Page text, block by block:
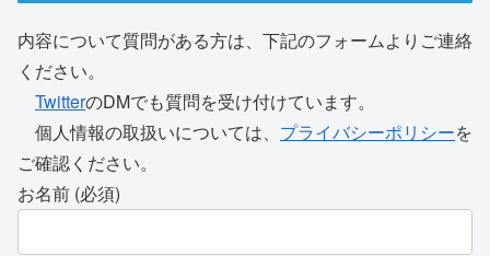
内容について質問がある方は、下記のフォームよりご連絡
ください。
TwitterのDMでも質問を受け付けています。
個人情報の取扱いについては、 プライバシーポリシーを
ご確認ください。
お名前 (必須)